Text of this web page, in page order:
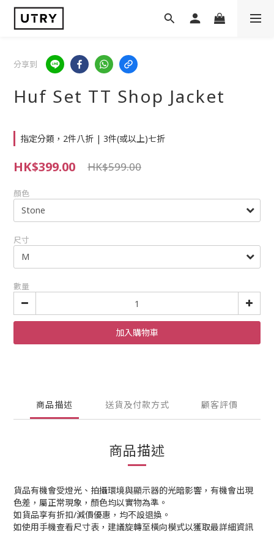
分享到
Huf Set TT Shop Jacket
指定分類，2件八折 | 3件(或以上)七折
HK$399.00 HK$599.00
顏色
尺寸
數量
加入購物車
商品描述 送貨及付款方式 顧客評價
商品描述
貨品有機會受燈光、拍攝環境與顯示器的光暗影響，有機會出現
色差，屬正常現象，顏色均以實物為準。
如貨品享有折扣/減價優惠，均不設退換。
如使用手機查看尺寸表，建議旋轉至橫向模式以獲取最詳細資訊